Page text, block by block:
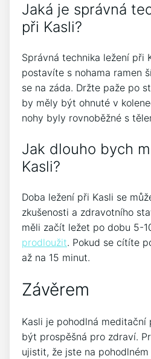
Jaká je správná
při Kasli?
Správná technika ležení při
postavíte s nohama ramen
se na záda. Držte paže po
by měly být ohnuté v
nohy byly rovnoběžné s
Jak dlouho bych
Kasli?
Doba ležení při Kasli se
zkušenosti a zdravotního
měli začít ležet po dobu 5-
prodloužit. Pokud se cítíte
až na 15 minut.
Závěrem
Kasli je pohodlná meditační
být prospěšná pro zdraví.
ujistit, že jste na